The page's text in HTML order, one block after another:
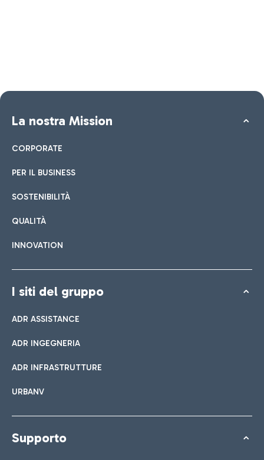
La nostra Mission
CORPORATE
PER IL BUSINESS
SOSTENIBILITÀ
QUALITÀ
INNOVATION
I siti del gruppo
ADR ASSISTANCE
ADR INGEGNERIA
ADR INFRASTRUTTURE
URBANV
Supporto